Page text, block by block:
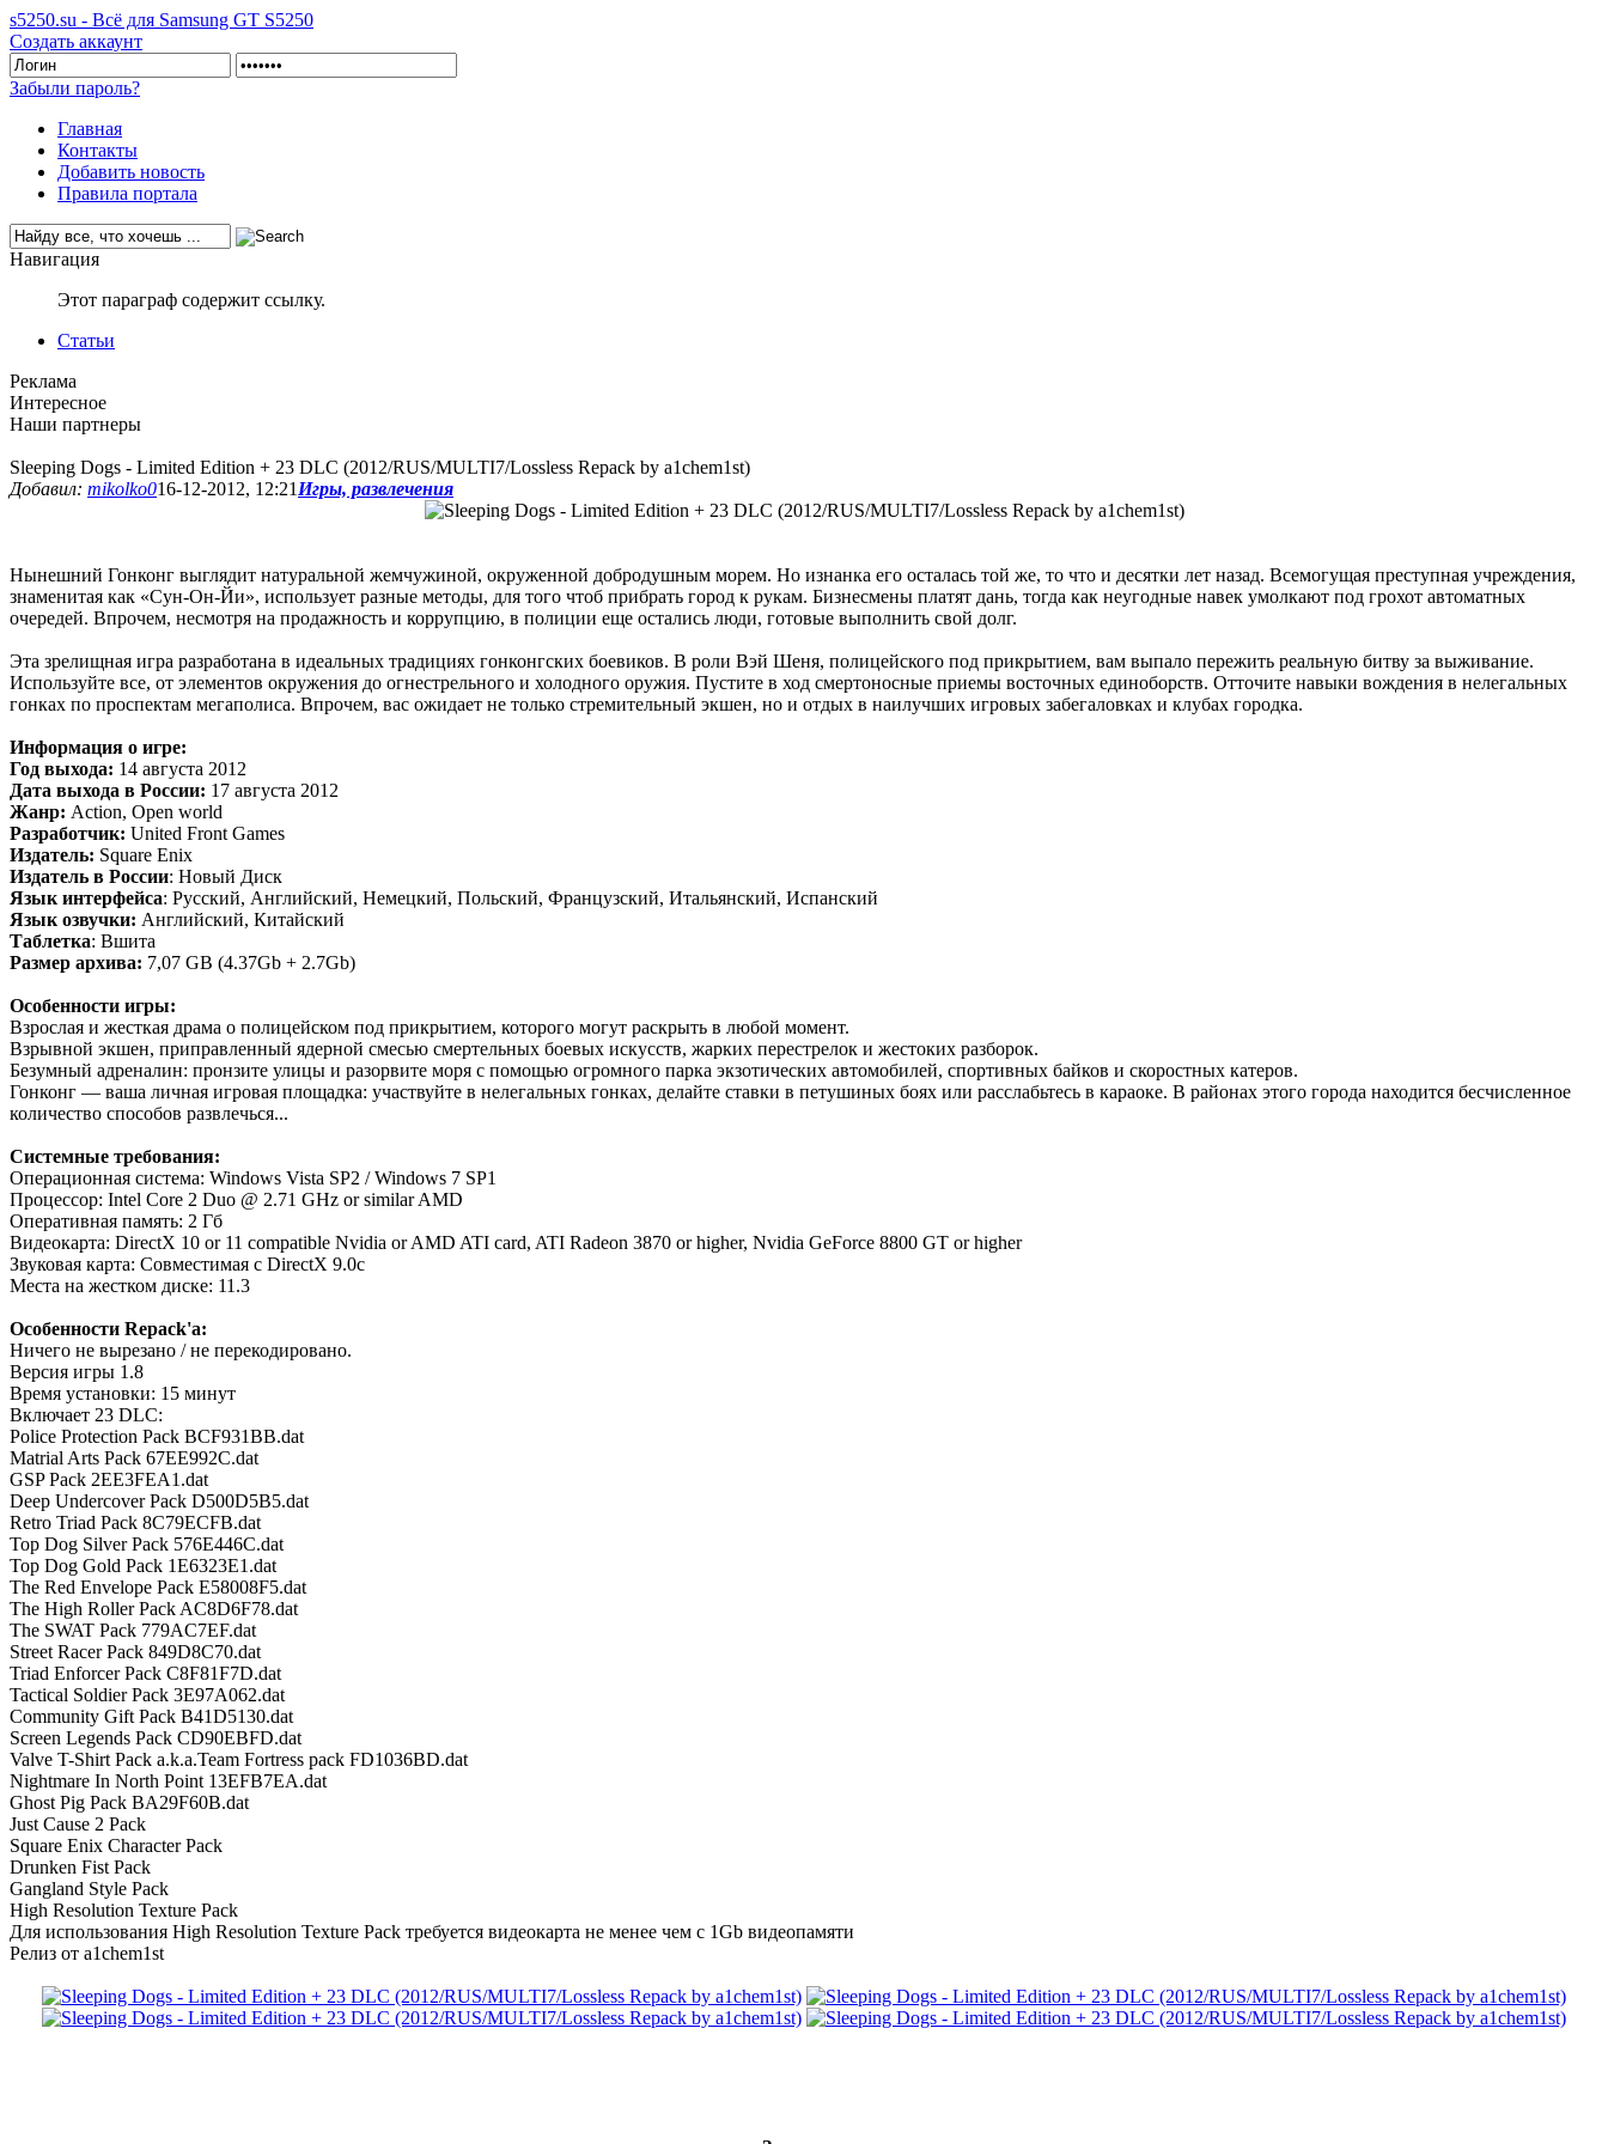
s5250.su - Всё для Samsung GT S5250
Создать аккаунт
Забыли пароль?
Главная
Контакты
Добавить новость
Правила портала
Навигация
Этот параграф содержит ссылку.
Статьи
Реклама
Интересное
Наши партнеры
Sleeping Dogs - Limited Edition + 23 DLC (2012/RUS/MULTI7/Lossless Repack by a1chem1st)
Добавил: mikolko016-12-2012, 12:21 Игры, развлечения
Нынешний Гонконг выглядит натуральной жемчужиной, окруженной добродушным морем. Но изнанка его осталась той же, то что и десятки лет назад. Всемогущая преступная учреждения,
знаменитая как «Сун-Он-Йи», использует разные методы, для того чтоб прибрать город к рукам. Бизнесмены платят дань, тогда как неугодные навек умолкают под грохот автоматных
очередей. Впрочем, несмотря на продажность и коррупцию, в полиции еще остались люди, готовые выполнить свой долг.
Эта зрелищная игра разработана в идеальных традициях гонконгских боевиков. В роли Вэй Шеня, полицейского под прикрытием, вам выпало пережить реальную битву за выживание.
Используйте все, от элементов окружения до огнестрельного и холодного оружия. Пустите в ход смертоносные приемы восточных единоборств. Отточите навыки вождения в нелегальных
гонках по проспектам мегаполиса. Впрочем, вас ожидает не только стремительный экшен, но и отдых в наилучших игровых забегаловках и клубах городка.
Информация о игре:
Год выхода: 14 августа 2012
Дата выхода в России: 17 августа 2012
Жанр: Action, Open world
Разработчик: United Front Games
Издатель: Square Enix
Издатель в России: Новый Диск
Язык интерфейса: Русский, Английский, Немецкий, Польский, Французский, Итальянский, Испанский
Язык озвучки: Английский, Китайский
Таблетка: Вшита
Размер архива: 7,07 GB (4.37Gb + 2.7Gb)
Особенности игры:
Взрослая и жесткая драма о полицейском под прикрытием, которого могут раскрыть в любой момент.
Взрывной экшен, приправленный ядерной смесью смертельных боевых искусств, жарких перестрелок и жестоких разборок.
Безумный адреналин: пронзите улицы и разорвите моря с помощью огромного парка экзотических автомобилей, спортивных байков и скоростных катеров.
Гонконг — ваша личная игровая площадка: участвуйте в нелегальных гонках, делайте ставки в петушиных боях или расслабьтесь в караоке. В районах этого города находится бесчисленное
количество способов развлечься...
Системные требования:
Операционная система: Windows Vista SP2 / Windows 7 SP1
Процессор: Intel Core 2 Duo @ 2.71 GHz or similar AMD
Оперативная память: 2 Гб
Видеокарта: DirectX 10 or 11 compatible Nvidia or AMD ATI card, ATI Radeon 3870 or higher, Nvidia GeForce 8800 GT or higher
Звуковая карта: Совместимая с DirectX 9.0c
Места на жестком диске: 11.3
Особенности Repack'а:
Ничего не вырезано / не перекодировано.
Версия игры 1.8
Время установки: 15 минут
Включает 23 DLC:
Police Protection Pack BCF931BB.dat
Matrial Arts Pack 67EE992C.dat
GSP Pack 2EE3FEA1.dat
Deep Undercover Pack D500D5B5.dat
Retro Triad Pack 8C79ECFB.dat
Top Dog Silver Pack 576E446C.dat
Top Dog Gold Pack 1E6323E1.dat
The Red Envelope Pack E58008F5.dat
The High Roller Pack AC8D6F78.dat
The SWAT Pack 779AC7EF.dat
Street Racer Pack 849D8C70.dat
Triad Enforcer Pack C8F81F7D.dat
Tactical Soldier Pack 3E97A062.dat
Community Gift Pack B41D5130.dat
Screen Legends Pack CD90EBFD.dat
Valve T-Shirt Pack a.k.a.Team Fortress pack FD1036BD.dat
Nightmare In North Point 13EFB7EA.dat
Ghost Pig Pack BA29F60B.dat
Just Cause 2 Pack
Square Enix Character Pack
Drunken Fist Pack
Gangland Style Pack
High Resolution Texture Pack
Для использования High Resolution Texture Pack требуется видеокарта не менее чем с 1Gb видеопамяти
Релиз от a1chem1st